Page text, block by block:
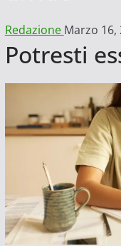
Redazione Marzo 16,
Potresti